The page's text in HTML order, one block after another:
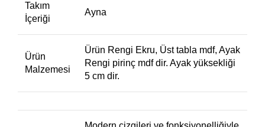
Takım
İçeriği
Ayna
Ürün
Malzemesi
Ürün Rengi Ekru, Üst tabla mdf, Ayak
Rengi pirinç mdf dir. Ayak yüksekliği
5 cm dir.